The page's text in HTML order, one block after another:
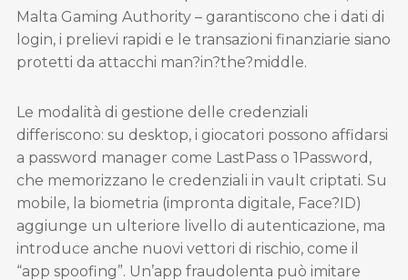
Malta Gaming Authority – garantiscono che i dati di
login, i prelievi rapidi e le transazioni finanziarie siano
protetti da attacchi man?in?the?middle.
Le modalità di gestione delle credenziali
differiscono: su desktop, i giocatori possono affidarsi
a password manager come LastPass o 1Password,
che memorizzano le credenziali in vault criptati. Su
mobile, la biometria (impronta digitale, Face?ID)
aggiunge un ulteriore livello di autenticazione, ma
introduce anche nuovi vettori di rischio, come il
“app spoofing”. Un’app fraudolenta può imitare